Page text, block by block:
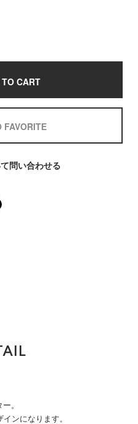
CART
FAVORITE
問い合わせる
。
ンになります。